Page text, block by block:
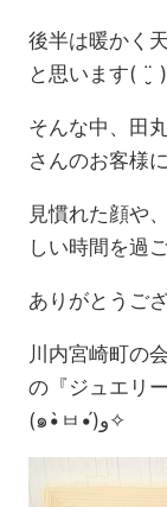
後半は暖かく
と思います( ¨̮ )
そんな中、田
さんのお客様
見慣れた顔や
しい時間を過
ありがとうご
川内宮崎町の
の『ジュエリ
(๑•̀ㅂ•́)ﻭ✧